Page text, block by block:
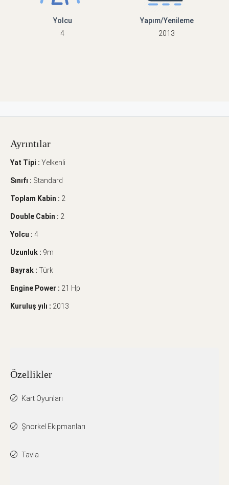
Yolcu
4
Yapım/Yenileme
2013
Ayrıntılar
Yat Tipi : Yelkenli
Sınıfı : Standard
Toplam Kabin : 2
Double Cabin : 2
Yolcu : 4
Uzunluk : 9m
Bayrak : Türk
Engine Power : 21 Hp
Kuruluş yılı : 2013
Özellikler
Kart Oyunları
Şnorkel Ekipmanları
Tavla